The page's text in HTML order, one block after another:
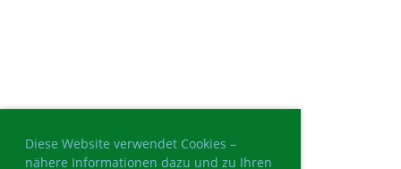
Diese Website verwendet Cookies –
nähere Informationen dazu und zu Ihren